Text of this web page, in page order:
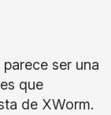
ser una
que
de XWorm.